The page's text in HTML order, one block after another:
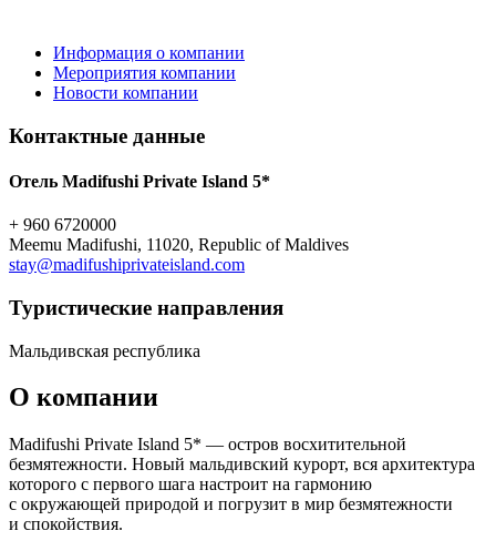
Информация о компании
Мероприятия компании
Новости компании
Контактные данные
Отель Madifushi Private Island 5*
+ 960 6720000
Meemu Madifushi, 11020, Republic of Maldives
stay@madifushiprivateisland.com
Туристическиe направления
Мальдивская республика
О компании
Madifushi Private Island 5* — остров восхитительной
безмятежности. Новый мальдивский курорт, вся архитектура
которого с первого шага настроит на гармонию
с окружающей природой и погрузит в мир безмятежности
и спокойствия.